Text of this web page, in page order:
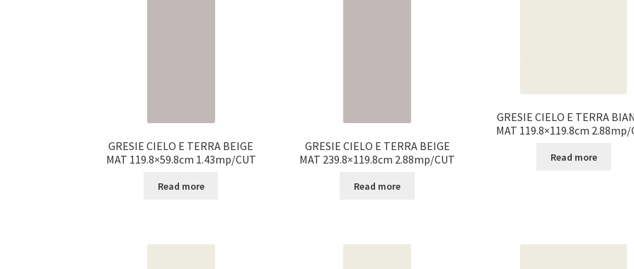
GRESIE CIELO E TERRA BEIGE
MAT 119.8×59.8cm 1.43mp/CUT
Read more
GRESIE CIELO E TERRA BEIGE
MAT 239.8×119.8cm 2.88mp/CUT
Read more
GRESIE CIELO E TERRA
MAT 119.8×119.8cm 2.88mp/
Read more